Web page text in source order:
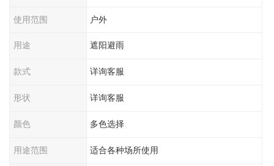
使用范围 户外
用途 遮阳避雨
款式 详询客服
形状 详询客服
颜色 多色选择
用途范围 适合各种场所使用